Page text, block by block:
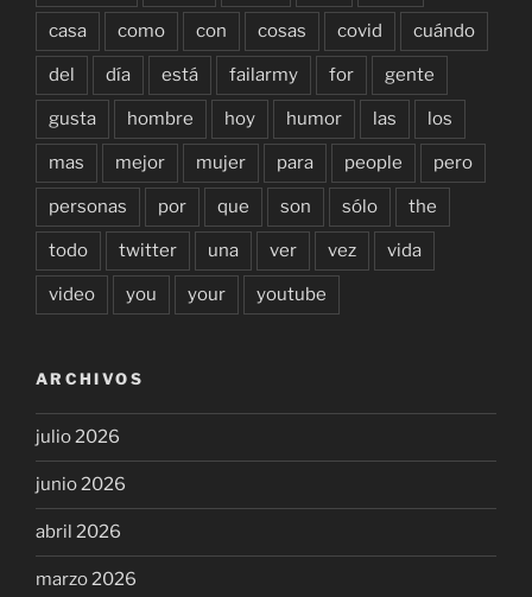
casa como con cosas covid cuándo
del día está failarmy for gente
gusta hombre hoy humor las los
mas mejor mujer para people pero
personas por que son sólo the
todo twitter una ver vez vida
video you your youtube
ARCHIVOS
julio 2026
junio 2026
abril 2026
marzo 2026